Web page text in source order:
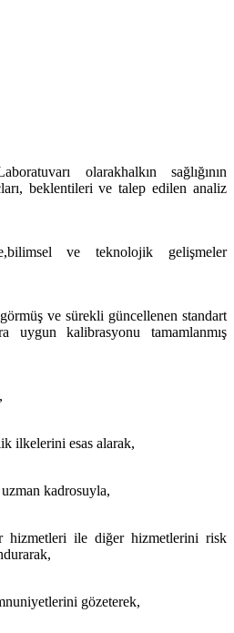
olarakhalkın sağlığının
beklentileri ve talep edilen analiz
bilimsel ve teknolojik gelişmeler
ve sürekli güncellenen standart
uygun kalibrasyonu tamamlanmış
ilkelerini esas alarak,
kadrosuyla,
hizmetleri ile diğer hizmetlerini risk
,
gözeterek,